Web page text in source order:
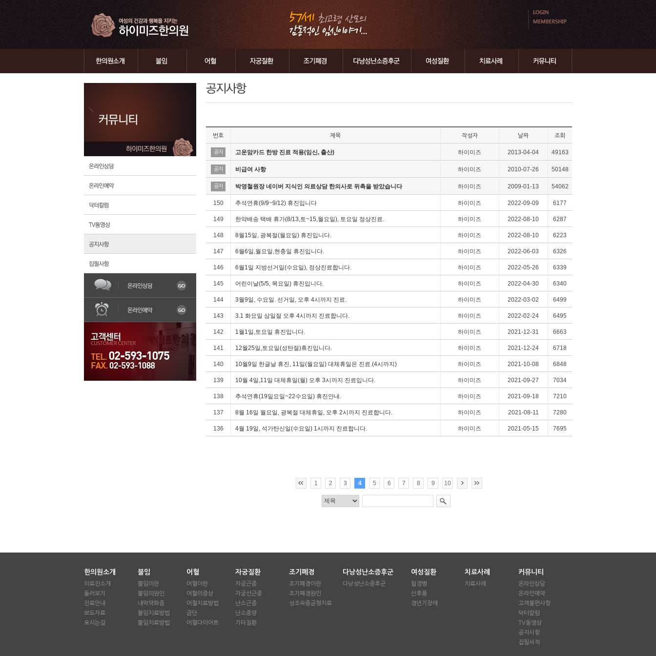
한의원소개 자궁질환 조기폐경 다난성난소증후군 여성질환 치료사례 커뮤니티
번호 제목 작성자 날짜 조회
공지 고운맘카드 한방 진료 적용(임신, 출산) 하이미즈 2013-04-04 49163
공지 비급여 사항 하이미즈 2010-07-26 50148
공지 박영철원장 네이버 지식인 의료상담 한의사로 위촉을 받았습니다 하이미즈 2009-01-13 54062
150 추석연휴(9/9~9/12) 휴진입니다 하이미즈 2022-09-09 6177
149 한약배송 택배 휴가(8/13,토~15,월요일), 토요일 정상진료. 하이미즈 2022-08-10 6287
148 8월15일, 광복절(월요일) 휴진입니다. 하이미즈 2022-08-10 6223
147 6월6일,월요일,현충일 휴진입니다. 하이미즈 2022-06-03 6326
146 6월1일 지방선거일(수요일), 정상진료합니다. 하이미즈 2022-05-26 6339
145 어린이날(5/5, 목요일) 휴진입니다. 하이미즈 2022-04-30 6340
144 3월9일, 수요일. 선거일, 오후 4시까지 진료. 하이미즈 2022-03-02 6499
143 3.1 화요일 삼일절 오후 4시까지 진료합니다. 하이미즈 2022-02-24 6495
142 1월1일,토요일 휴진입니다. 하이미즈 2021-12-31 6663
141 12월25일,토요일(성탄절)휴진입니다. 하이미즈 2021-12-24 6718
140 10월9일 한글날 휴진, 11일(월요일) 대체휴일은 진료.(4시까지) 하이미즈 2021-10-08 6848
139 10월 4일,11일 대체휴일(월) 오후 3시까지 진료입니다. 하이미즈 2021-09-27 7034
138 추석연휴(19일요일~22수요일) 휴진안내. 하이미즈 2021-09-18 7210
137 8월 16일 월요일, 광복절 대체휴일, 오후 2시까지 진료합니다. 하이미즈 2021-08-11 7280
136 4월 19일, 석가탄신일(수요일) 1시까지 진료합니다. 하이미즈 2021-05-15 7695
1 2 3 4 5 6 7 8 9 10
한의원소개
의료진소개
둘러보기
진료안내
보도자료
오시는길
불임
불임이란
불임의원인
내막약화증
불임치료방법
불임치료방법
어혈
어혈이란
어혈의증상
어혈치료방법
금단
어혈다이어트
자궁질환
자궁근종
자궁선근종
난소근종
난소종양
기타질환
조기폐경
조기폐경이란
조기폐경원인
성조숙증균형치료
다낭성난소증후군
다낭성난소증후군
여성질환
월경병
산후풍
갱년기장애
치료사례
치료사례
커뮤니티
온라인상담
온라인예약
고객불편사항
닥터칼럼
TV동영상
공지사항
집필서적